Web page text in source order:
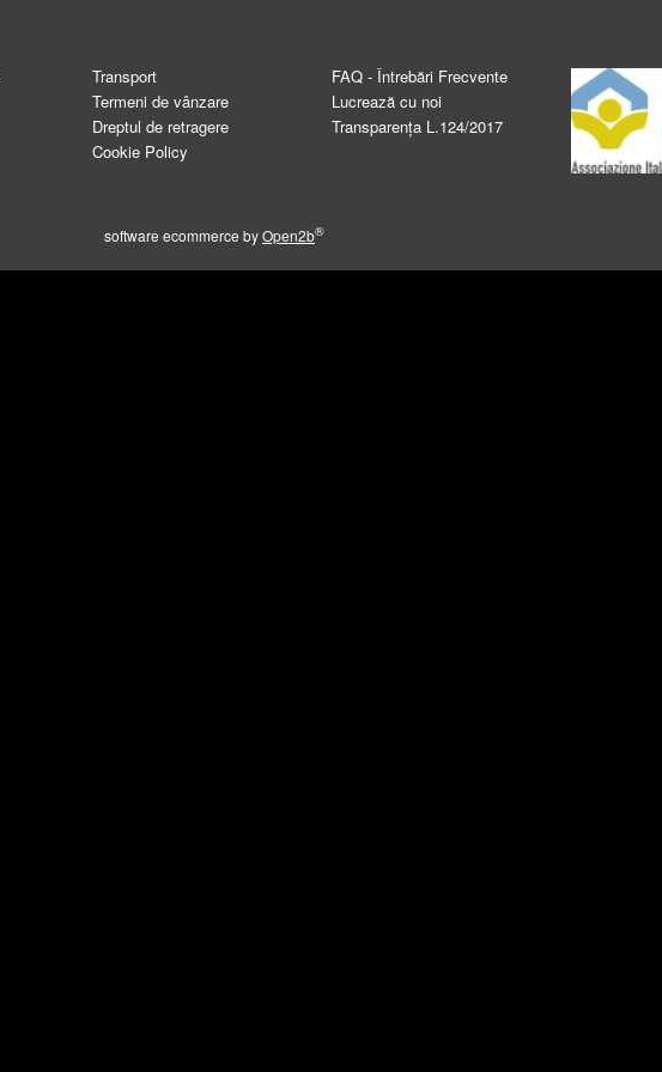
Transport
Termeni de vânzare
Dreptul de retragere
Cookie Policy
FAQ - Întrebări Frecvente
Lucrează cu noi
Transparența L.124/2017
software ecommerce byOpen2b®